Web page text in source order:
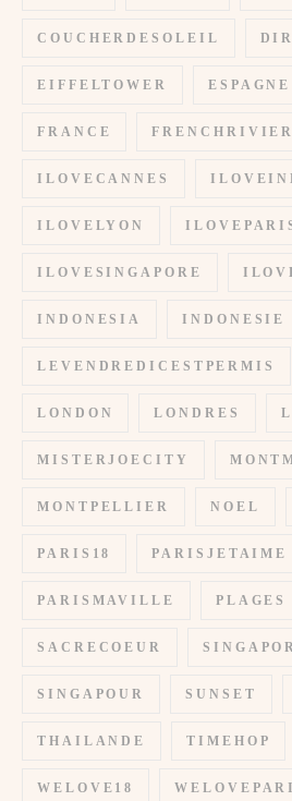
COUCHERDESOLEIL
EIFFELTOWER ESPAGNE
FRANCE
ILOVECANNES
ILOVELYON
ILOVESINGAPORE
INDONESIA INDONESIE
LEVENDREDICESTPERMIS
LONDON LONDRES
MISTERJOECITY
MONTPELLIER NOEL
PARIS18 PARISJETAIME
PARISMAVILLE PLAGES
SACRECOEUR
SINGAPOUR SUNSET
THAILANDE TIMEHOP
WELOVE18